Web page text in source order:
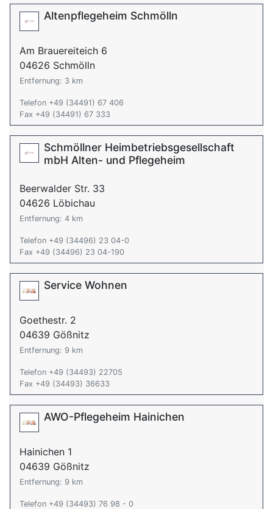
Altenpflegeheim Schmölln
Am Brauereiteich 6
04626 Schmölln
Entfernung: 3 km
Telefon +49 (34491) 67 406
Fax +49 (34491) 67 333
Schmöllner Heimbetriebsgesellschaft
mbH Alten- und Pflegeheim
Beerwalder Str. 33
04626 Löbichau
Entfernung: 4 km
Telefon +49 (34496) 23 04-0
Fax +49 (34496) 23 04-190
Service Wohnen
Goethestr. 2
04639 Gößnitz
Entfernung: 9 km
Telefon +49 (34493) 22705
Fax +49 (34493) 36633
AWO-Pflegeheim Hainichen
Hainichen 1
04639 Gößnitz
Entfernung: 9 km
Telefon +49 (34493) 76 98 - 0